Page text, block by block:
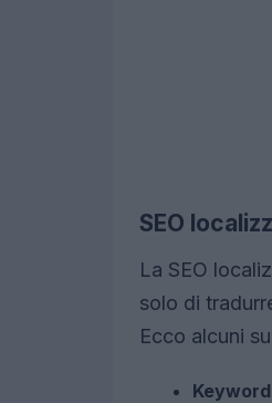
SEO
La SEO
solo di
Ecco alcuni